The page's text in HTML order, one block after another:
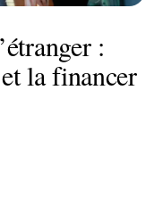
:
la financer